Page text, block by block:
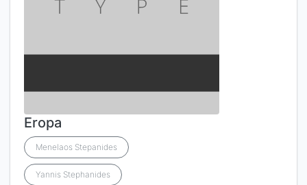
Eropa
Menelaos Stepanides
Yannis Stephanides